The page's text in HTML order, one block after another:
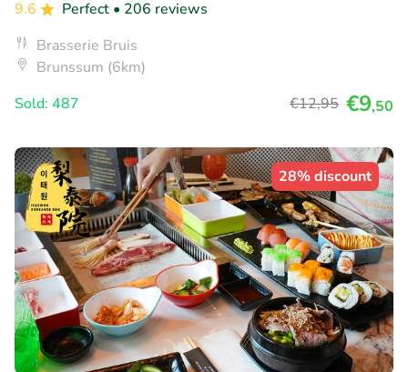
9.6
Perfect • 206 reviews
Brasserie Bruis
Brunssum (6km)
Sold: 487
€12,95 €9,50
28% discount